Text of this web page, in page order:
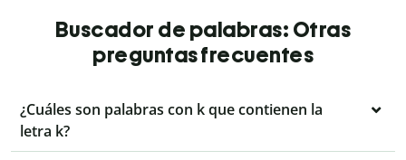
Buscador de palabras: Otras
preguntas frecuentes
¿Cuáles son palabras con k que contienen la
letra k?